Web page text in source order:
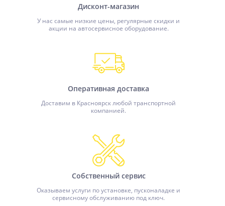
Дисконт-магазин
У нас самые низкие цены, регулярные скидки и
акции на автосервисное оборудование.
Оперативная доставка
Доставим в Красноярск любой транспортной
компанией.
Собственный сервис
Оказываем услуги по установке, пусконаладке и
сервисному обслуживанию под ключ.